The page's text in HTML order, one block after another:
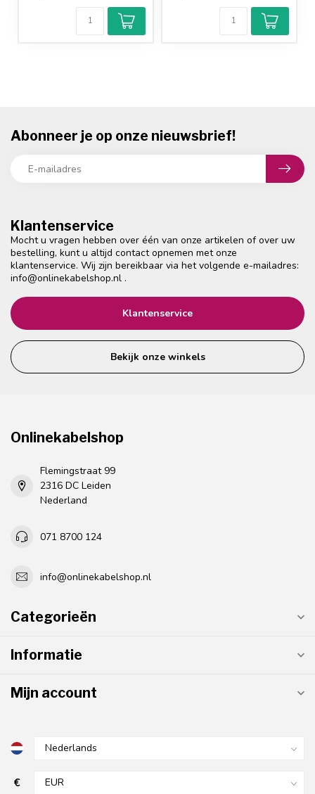
Klantenservice
Mocht u vragen hebben over één van onze artikelen of over uw
bestelling, kunt u altijd contact opnemen met onze
klantenservice. Wij zijn bereikbaar via het volgende e-mailadres:
info@onlinekabelshop.nl .
Klantenservice
Bekijk onze winkels
Abonneer je op onze nieuwsbrief!
Onlinekabelshop
Flemingstraat 99
2316 DC Leiden
Nederland
071 8700 124
info@onlinekabelshop.nl
Categorieën
Informatie
Mijn account
€